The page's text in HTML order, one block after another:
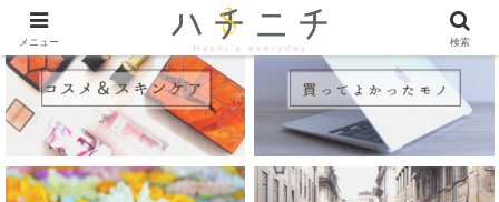
メニュー 検索